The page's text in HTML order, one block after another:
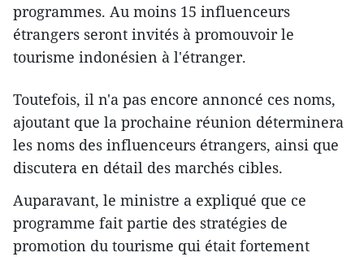
programmes. Au moins 15 influenceurs
étrangers seront invités à promouvoir le
tourisme indonésien à l'étranger.
Toutefois, il n'a pas encore annoncé ces noms,
ajoutant que la prochaine réunion déterminera
les noms des influenceurs étrangers, ainsi que
discutera en détail des marchés cibles.
Auparavant, le ministre a expliqué que ce
programme fait partie des stratégies de
promotion du tourisme qui était fortement